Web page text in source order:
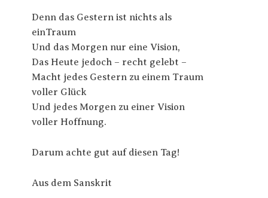
Denn das Gestern ist nichts als
einTraum
Und das Morgen nur eine Vision,
Das Heute jedoch – recht gelebt –
Macht jedes Gestern zu einem Traum
voller Glück
Und jedes Morgen zu einer Vision
voller Hoffnung.
Darum achte gut auf diesen Tag!
Aus dem Sanskrit